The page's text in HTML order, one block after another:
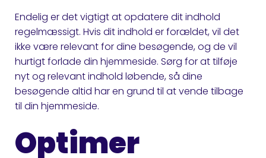
Endelig er det vigtigt at opdatere dit indhold
regelmæssigt. Hvis dit indhold er forældet, vil det
ikke være relevant for dine besøgende, og de vil
hurtigt forlade din hjemmeside. Sørg for at tilføje
nyt og relevant indhold løbende, så dine
besøgende altid har en grund til at vende tilbage
til din hjemmeside.
Optimer